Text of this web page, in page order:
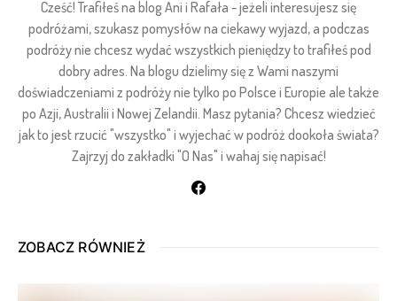
Cześć! Trafiłeś na blog Ani i Rafała - jeżeli interesujesz się
podróżami, szukasz pomysłów na ciekawy wyjazd, a podczas
podróży nie chcesz wydać wszystkich pieniędzy to trafiłeś pod
dobry adres. Na blogu dzielimy się z Wami naszymi
doświadczeniami z podróży nie tylko po Polsce i Europie ale także
po Azji, Australii i Nowej Zelandii. Masz pytania? Chcesz wiedzieć
jak to jest rzucić "wszystko" i wyjechać w podróż dookoła świata?
Zajrzyj do zakładki "O Nas" i wahaj się napisać!
ZOBACZ RÓWNIEŻ